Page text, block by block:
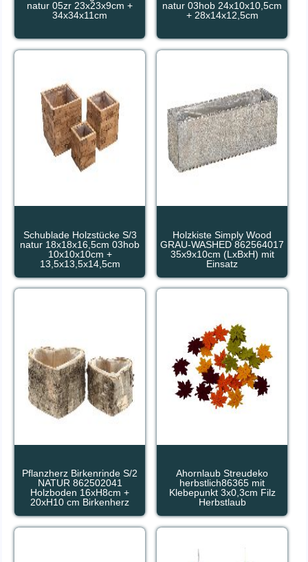
natur 05zr 23x23x9cm +
34x34x11cm
natur 03hob 24x10x10,5cm
+ 28x14x12,5cm
Schublade Holzstücke S/3
natur 18x18x16,5cm 03hob
10x10x10cm +
13,5x13,5x14,5cm
Holzkiste Simply Wood
GRAU-WASHED 862564017
35x9x10cm (LxBxH) mit
Einsatz
Pflanzherz Birkenrinde S/2
NATUR 862502041
Holzboden 16xH8cm +
20xH10 cm Birkenherz
Ahornlaub Streudeko
herbstlich86365 mit
Klebepunkt 3x0,3cm Filz
Herbstlaub